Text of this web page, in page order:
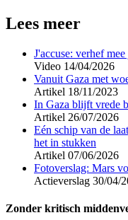
Lees meer
J'accuse: verhef
Video 14/04/2026
Vanuit Gaza met
Artikel 18/11/2023
In Gaza blijft vrede
Artikel 26/07/2026
Eén schip van de
het in stukken
Artikel 07/06/2026
Fotoverslag: Mars
Actieverslag 30/04/
Zonder kritisch